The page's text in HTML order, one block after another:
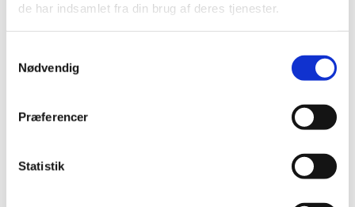
de har indsamlet fra din brug af deres tjenester.
Nødvendig
Præferencer
Statistik